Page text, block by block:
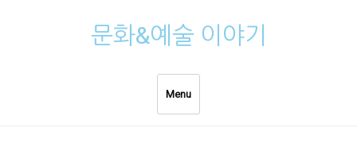
문화&예술 이야기
Menu